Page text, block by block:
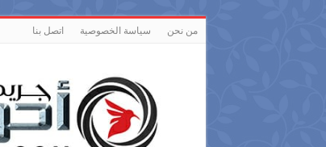
من نحن سياسة الخصوصية اتصل بنا